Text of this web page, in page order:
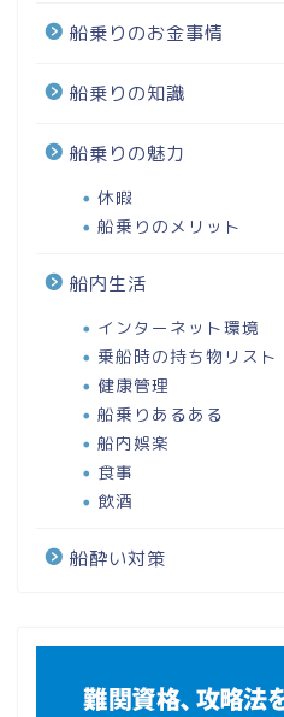
船乗りのお金事情
船乗りの知識
船乗りの魅力
休暇
船乗りのメリット
船内生活
インターネット環境
乗船時の持ち物リスト
健康管理
船乗りあるある
船内娯楽
食事
飲酒
船酔い対策